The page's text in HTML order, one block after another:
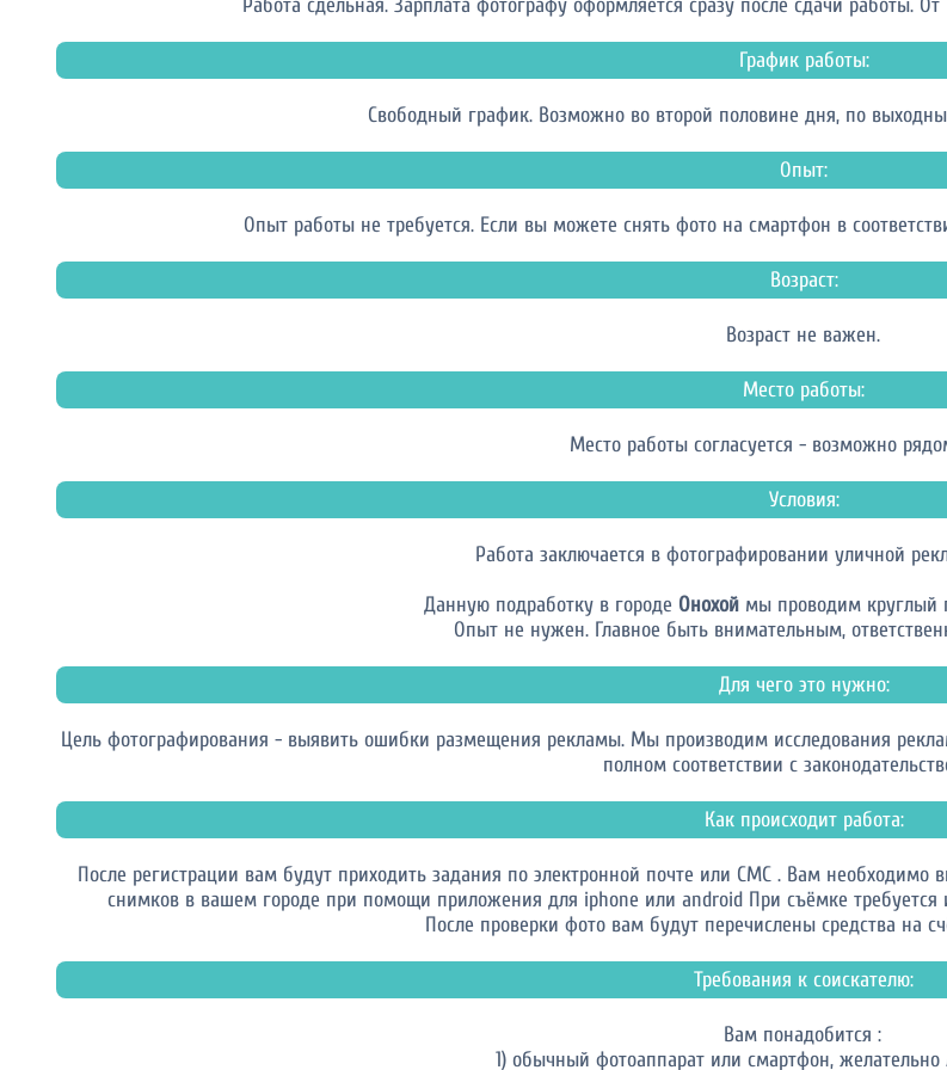
Работа сдельная. Зарплата фотографу оформляется сразу после сдачи работы.
График работы:
Свободный график. Возможно во второй половине дня, по
Опыт:
Опыт работы не требуется. Если вы можете снять фото на смартфон в
Возраст:
Возраст не важен.
Место работы:
Место работы согласуется - возможно
Условия:
Работа заключается в фотографировании уличной
Данную подработку в городе Онохой мы проводим круглый
Опыт не нужен. Главное быть внимательным,
Для чего это нужно:
Цель фотографирования - выявить ошибки размещения рекламы. Мы производим исследования
полном соответствии с
Как происходит работа:
После регистрации вам будут приходить задания по электронной почте или СМС . Вам необходимо
снимков в вашем городе при помощи приложения для iphone или android При съёмке
После проверки фото вам будут перечислены средства на
Требования к соискателю:
Вам понадобится :
1) обычный фотоаппарат или смартфон,